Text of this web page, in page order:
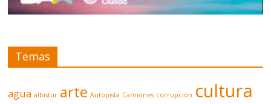
Temas
agua albistur arte Autopista Camiones corrupción cultura